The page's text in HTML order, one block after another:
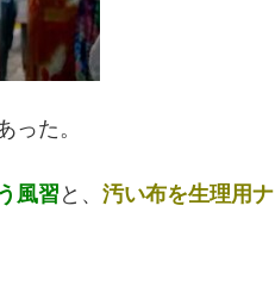
った。
風習と、 汚い布を生理用ナ